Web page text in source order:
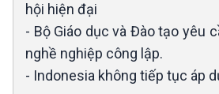
hội hiện đại
- Bộ Giáo dục và Đào tạo yêu
nghề nghiệp công lập.
- Indonesia không tiếp tục áp